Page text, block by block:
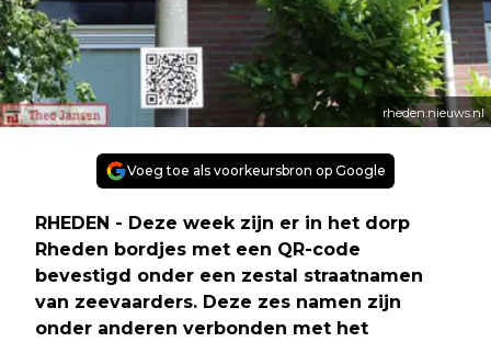
rheden.nieuws.nl
Voeg toe als voorkeursbron op Google
RHEDEN - Deze week zijn er in het dorp
Rheden bordjes met een QR-code
bevestigd onder een zestal straatnamen
van zeevaarders. Deze zes namen zijn
onder anderen verbonden met het